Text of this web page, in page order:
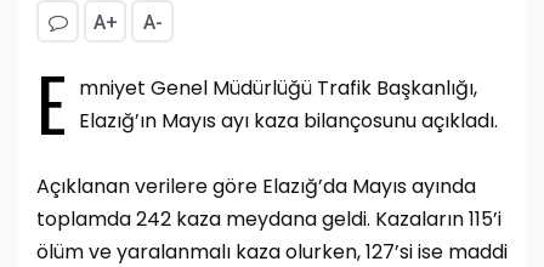
A+ A-
E mniyet Genel Müdürlüğü Trafik Başkanlığı,
Elazığ’ın Mayıs ayı kaza bilançosunu açıkladı.
Açıklanan verilere göre Elazığ’da Mayıs ayında
toplamda 242 kaza meydana geldi. Kazaların 115’i
ölüm ve yaralanmalı kaza olurken, 127’si ise maddi